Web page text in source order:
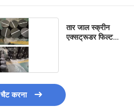
तार जाल स्क्रीन
एक्सट्रूडर फिल्टर
चैट करना